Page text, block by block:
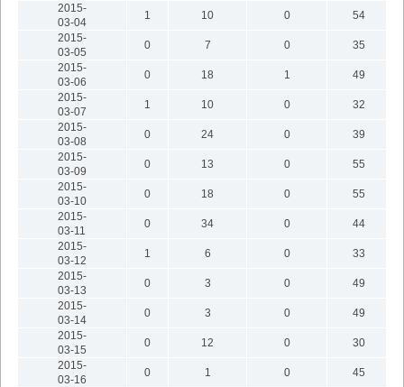
2015-
03-04
1 10 0
54
2015-
03-05
0 7 0
35
2015-
03-06
0 18 1
49
2015-
03-07
1 10 0
32
2015-
03-08
0 24 0
39
2015-
03-09
0 13 0
55
2015-
03-10
0 18 0
55
2015-
03-11
0 34 0
44
2015-
03-12
1 6 0
33
2015-
03-13
0 3 0
49
2015-
03-14
0 3 0
49
2015-
03-15
0 12 0
30
2015-
03-16
0 1 0
45